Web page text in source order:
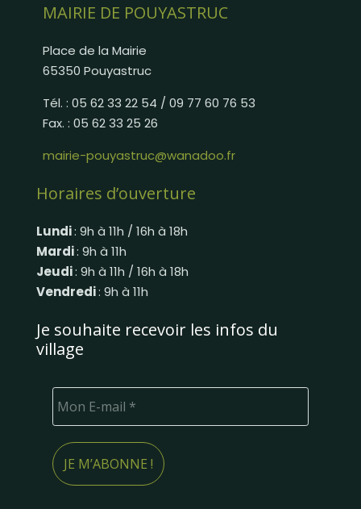
MAIRIE DE POUYASTRUC
Place de la Mairie
65350 Pouyastruc
Tél. : 05 62 33 22 54 / 09 77 60 76 53
Fax. : 05 62 33 25 26
mairie-pouyastruc@wanadoo.fr
Horaires d’ouverture
Lundi: 9h à 11h / 16h à 18h
Mardi: 9h à 11h
Jeudi: 9h à 11h / 16h à 18h
Vendredi: 9h à 11h
Je souhaite recevoir les infos du
village